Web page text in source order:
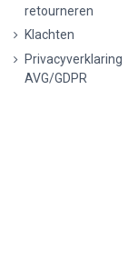
retourneren
Klachten
Privacyverklaring
AVG/GDPR